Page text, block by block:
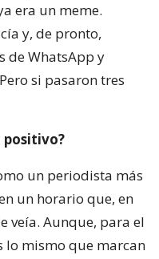
un periodista más
un horario que, en
veía. Aunque, para el
mismo que marcan
permitió tener
en España?
Barcelona, ha